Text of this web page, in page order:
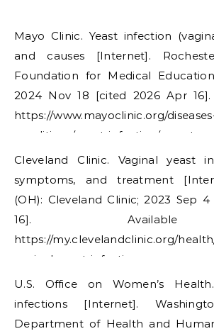
Mayo Clinic. Yeast infection
and causes [Internet].
Foundation for Medical
2024 Nov 18 [cited 2026 Apr 16].
https://www.mayoclinic.org/
conditions/yeast-infection/
20378999
Cleveland Clinic. Vaginal yeast
symptoms, and treatment
(OH): Cleveland Clinic; 2023 Sep
16].
https://my.clevelandclinic.org/
vaginal-yeast-infection
U.S. Office on Women’s
infections [Internet].
Department of Health and